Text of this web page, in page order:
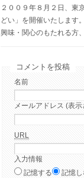
２００９年８月２日、東
どい」を開催いたします。
興味・関心のもたれる方
コメントを投稿
名前
メールアドレス (表
URL
入力情報
記憶する
記憶